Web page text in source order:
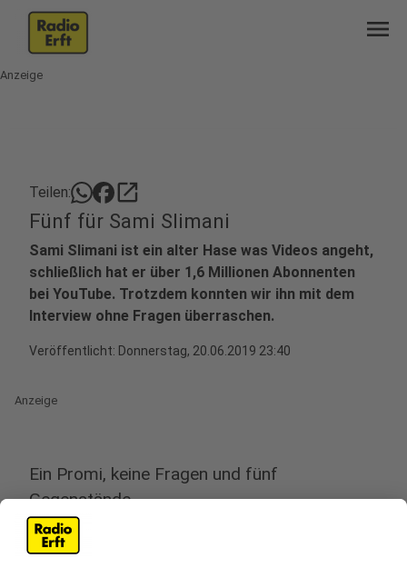
menu
Anzeige
Teilen: open_in_new
Fünf für Sami Slimani
Sami Slimani ist ein alter Hase was Videos angeht,
schließlich hat er über 1,6 Millionen Abonnenten
bei YouTube. Trotzdem konnten wir ihn mit dem
Interview ohne Fragen überraschen.
Veröffentlicht: Donnerstag, 20.06.2019 23:40
Anzeige
Ein Promi, keine Fragen und fünf
Gegenstände
Anzeige